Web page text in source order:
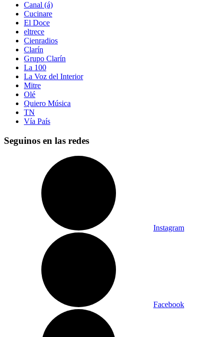
Canal (á)
Cucinare
El Doce
eltrece
Cienradios
Clarín
Grupo Clarín
La 100
La Voz del Interior
Mitre
Olé
Quiero Música
TN
Vía País
Seguinos en las redes
Instagram
Facebook